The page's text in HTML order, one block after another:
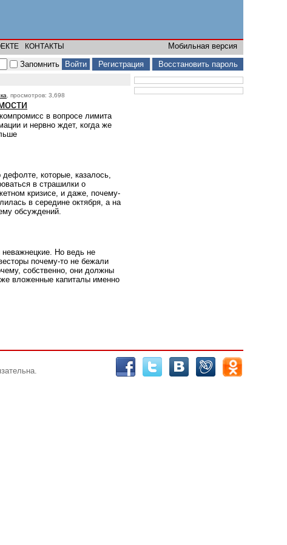
КОНТАКТЫ
Мобильная версия
Запомнить Регистрация Восстановить пароль
, просмотров: 3,698
в вопросе лимита
и нервно ждет, когда же
которые, казалось,
в страшилки о
кризисе, и даже, почему-
в середине октября, а на
обсуждений.
Но ведь не
почему-то не бежали
собственно, они должны
вложенные капиталы именно